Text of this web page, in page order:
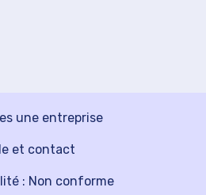
une entreprise
et contact
: Non conforme